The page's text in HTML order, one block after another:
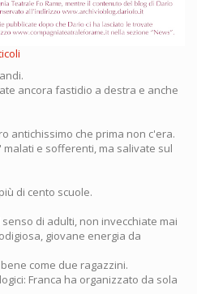
ancora fastidio a destra e anche
antichissimo che prima non c'era.
e sofferenti, ma salivate sul
di cento scuole.
di adulti, non invecchiate mai
giovane energia da
come due ragazzini.
Franca ha organizzato da sola